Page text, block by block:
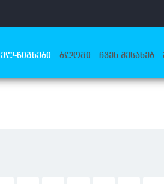
ᲔᲚ-ᲬᲘᲒᲜᲔᲑᲘ ᲑᲚᲝᲒᲘ ᲩᲕᲔᲜ ᲨᲔᲡᲐᲮᲔᲑ